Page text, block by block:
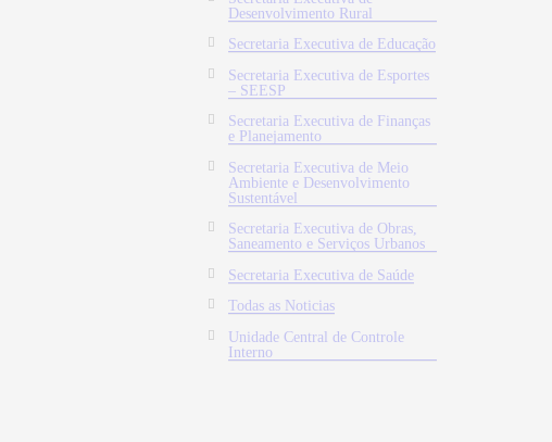
Desenvolvimento Rural
Secretaria Executiva de Educação
Secretaria Executiva de Esportes
– SEESP
Secretaria Executiva de Finanças
e Planejamento
Secretaria Executiva de Meio
Ambiente e Desenvolvimento
Sustentável
Secretaria Executiva de Obras,
Saneamento e Serviços Urbanos
Secretaria Executiva de Saúde
Todas as Noticias
Unidade Central de Controle
Interno